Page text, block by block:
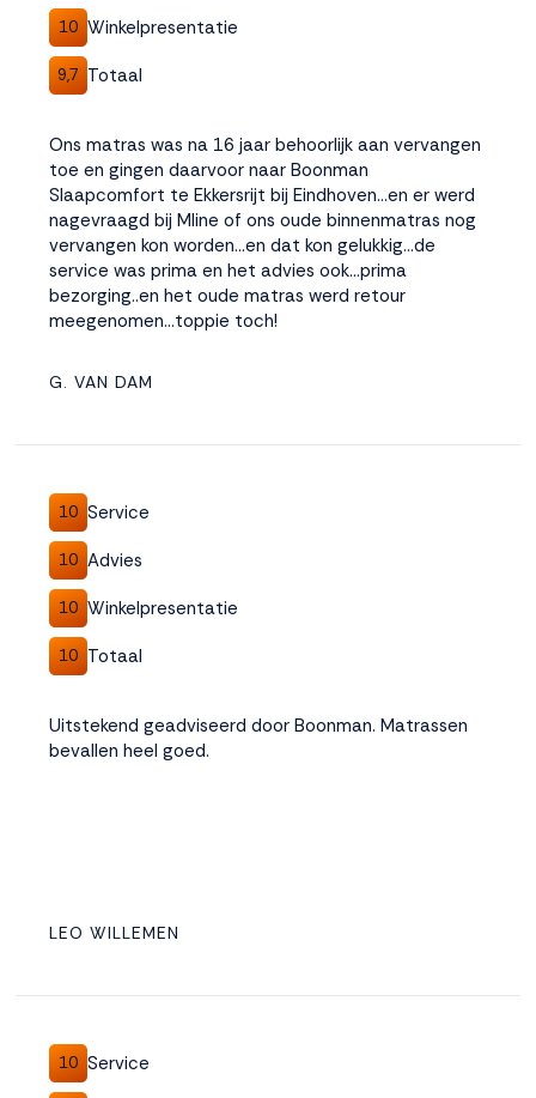
10 Winkelpresentatie
9,7 Totaal
Ons matras was na 16 jaar behoorlijk aan vervangen
toe en gingen daarvoor naar Boonman
Slaapcomfort te Ekkersrijt bij Eindhoven...en er werd
nagevraagd bij Mline of ons oude binnenmatras nog
vervangen kon worden...en dat kon gelukkig...de
service was prima en het advies ook...prima
bezorging..en het oude matras werd retour
meegenomen...toppie toch!
G. VAN DAM
10 Service
10 Advies
10 Winkelpresentatie
10 Totaal
Uitstekend geadviseerd door Boonman. Matrassen
bevallen heel goed.
LEO WILLEMEN
10 Service